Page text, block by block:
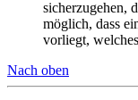
sicherzugehen,
möglich, dass
vorliegt,
Nach oben